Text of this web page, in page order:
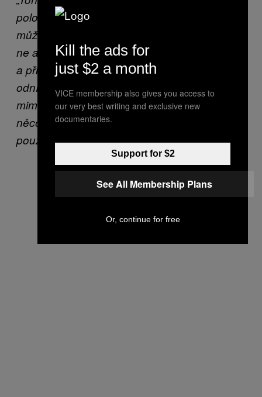
polohovatelnou opěrkou hlavy a úchyty,
můžete se k němu připoutat třmeny nebo taky
ne a používat ho jako normální židli. Vibrační
a přirážecí stroj je pro všechny případy
odnímatelný. Kompresor a ovladače jsou
mimo křeslo a nakonec, ale určitě ne jako
něco nedůležitého, s ním dostanete i návod k
použití!“
Kill the ads for
just $2 a month
VICE membership also gives you access to
our very best writing and exclusive new
documentaries.
Support for $2
See All Membership Plans
Or, continue for free